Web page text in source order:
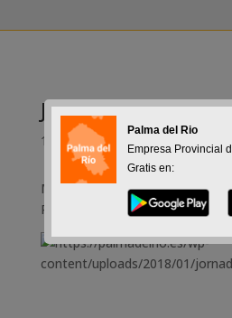
Jornadas sobre
18-01-2018
Miércoles 24 enero 2018, en
Palma del Río
Palma del Rio
Empresa Provincial
Gratis en: